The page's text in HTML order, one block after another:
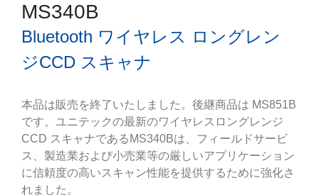
MS340B
Bluetooth ワイヤレス ロングレン
ジCCD スキャナ
本品は販売を終了いたしました。後継商品は MS851B
です。ユニテックの最新のワイヤレスロングレンジ
CCD スキャナであるMS340Bは、フィールドサービ
ス、製造業および小売業等の厳しいアプリケーション
に信頼度の高いスキャン性能を提供するために強化さ
れました。